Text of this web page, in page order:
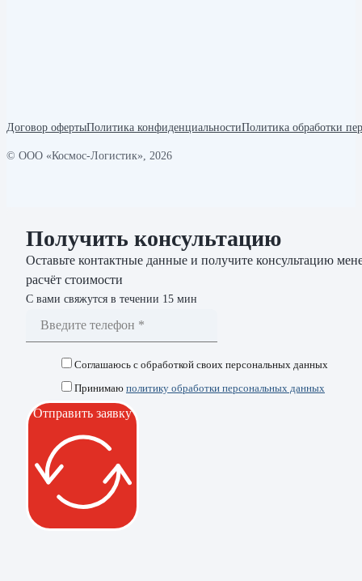
Договор офертыПолитика конфиденциальностиПолитика обработки
© ООО «Космос-Логистик», 2026
Получить консультацию
Оставьте контактные данные и получите консультацию
расчёт стоимости
С вами свяжутся в течении 15 мин
Соглашаюсь с обработкой своих персональных данных
Принимаю политику обработки персональных данных
Отправить заявку